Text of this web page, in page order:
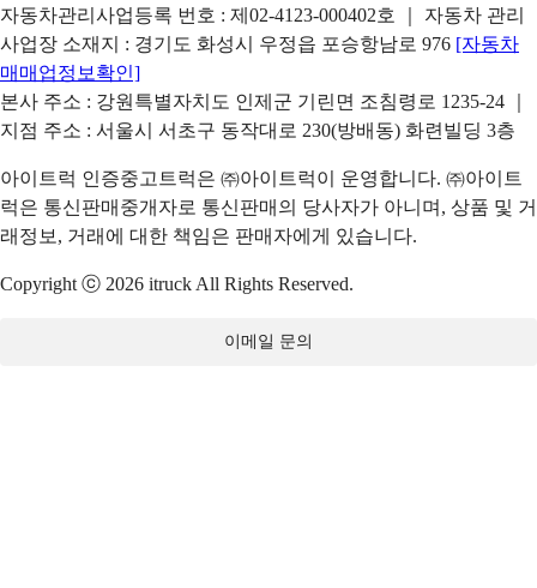
자동차관리사업등록 번호 : 제02-4123-000402호 ｜ 자동차 관리
사업장 소재지 : 경기도 화성시 우정읍 포승항남로 976 [자동차
매매업정보확인]
본사 주소 : 강원특별자치도 인제군 기린면 조침령로 1235-24 ｜
지점 주소 : 서울시 서초구 동작대로 230(방배동) 화련빌딩 3층
아이트럭 인증중고트럭은 ㈜아이트럭이 운영합니다. ㈜아이트
럭은 통신판매중개자로 통신판매의 당사자가 아니며, 상품 및 거
래정보, 거래에 대한 책임은 판매자에게 있습니다.
Copyright ⓒ 2026 itruck All Rights Reserved.
이메일 문의